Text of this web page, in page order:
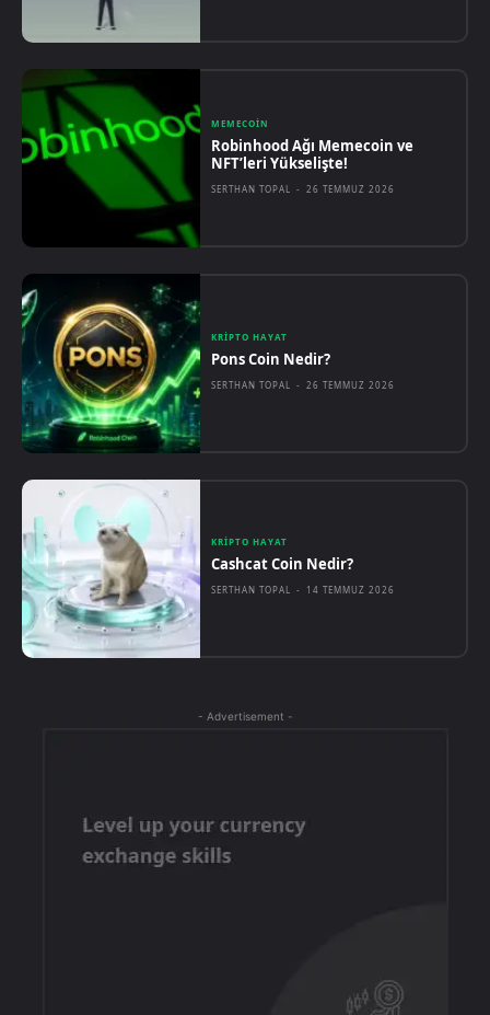
MEMECOIN
Robinhood Ağı Memecoin ve
NFT’leri Yükselişte!
SERTHAN TOPAL - 26 TEMMUZ 2026
KRIPTO HAYAT
Pons Coin Nedir?
SERTHAN TOPAL - 26 TEMMUZ 2026
KRIPTO HAYAT
Cashcat Coin Nedir?
SERTHAN TOPAL - 14 TEMMUZ 2026
- Advertisement -